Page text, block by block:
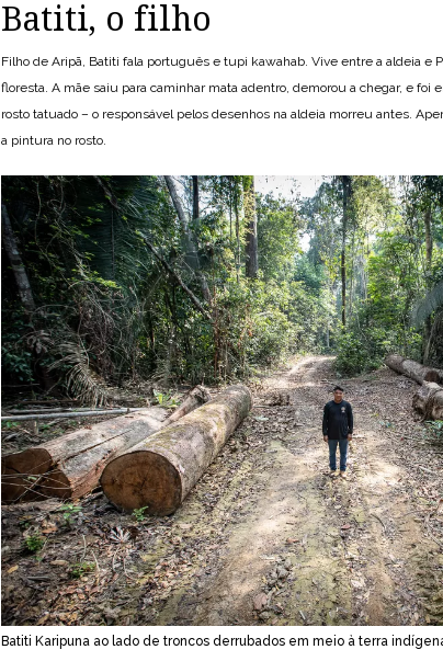
Batiti, o filho
Filho de Aripã, Batiti fala português e tupi kawahab. Vive entre a aldeia e
floresta. A mãe saiu para caminhar mata adentro, demorou a chegar, e foi
rosto tatuado – o responsável pelos desenhos na aldeia morreu antes.
a pintura no rosto.
Batiti Karipuna ao lado de troncos derrubados em meio à terra